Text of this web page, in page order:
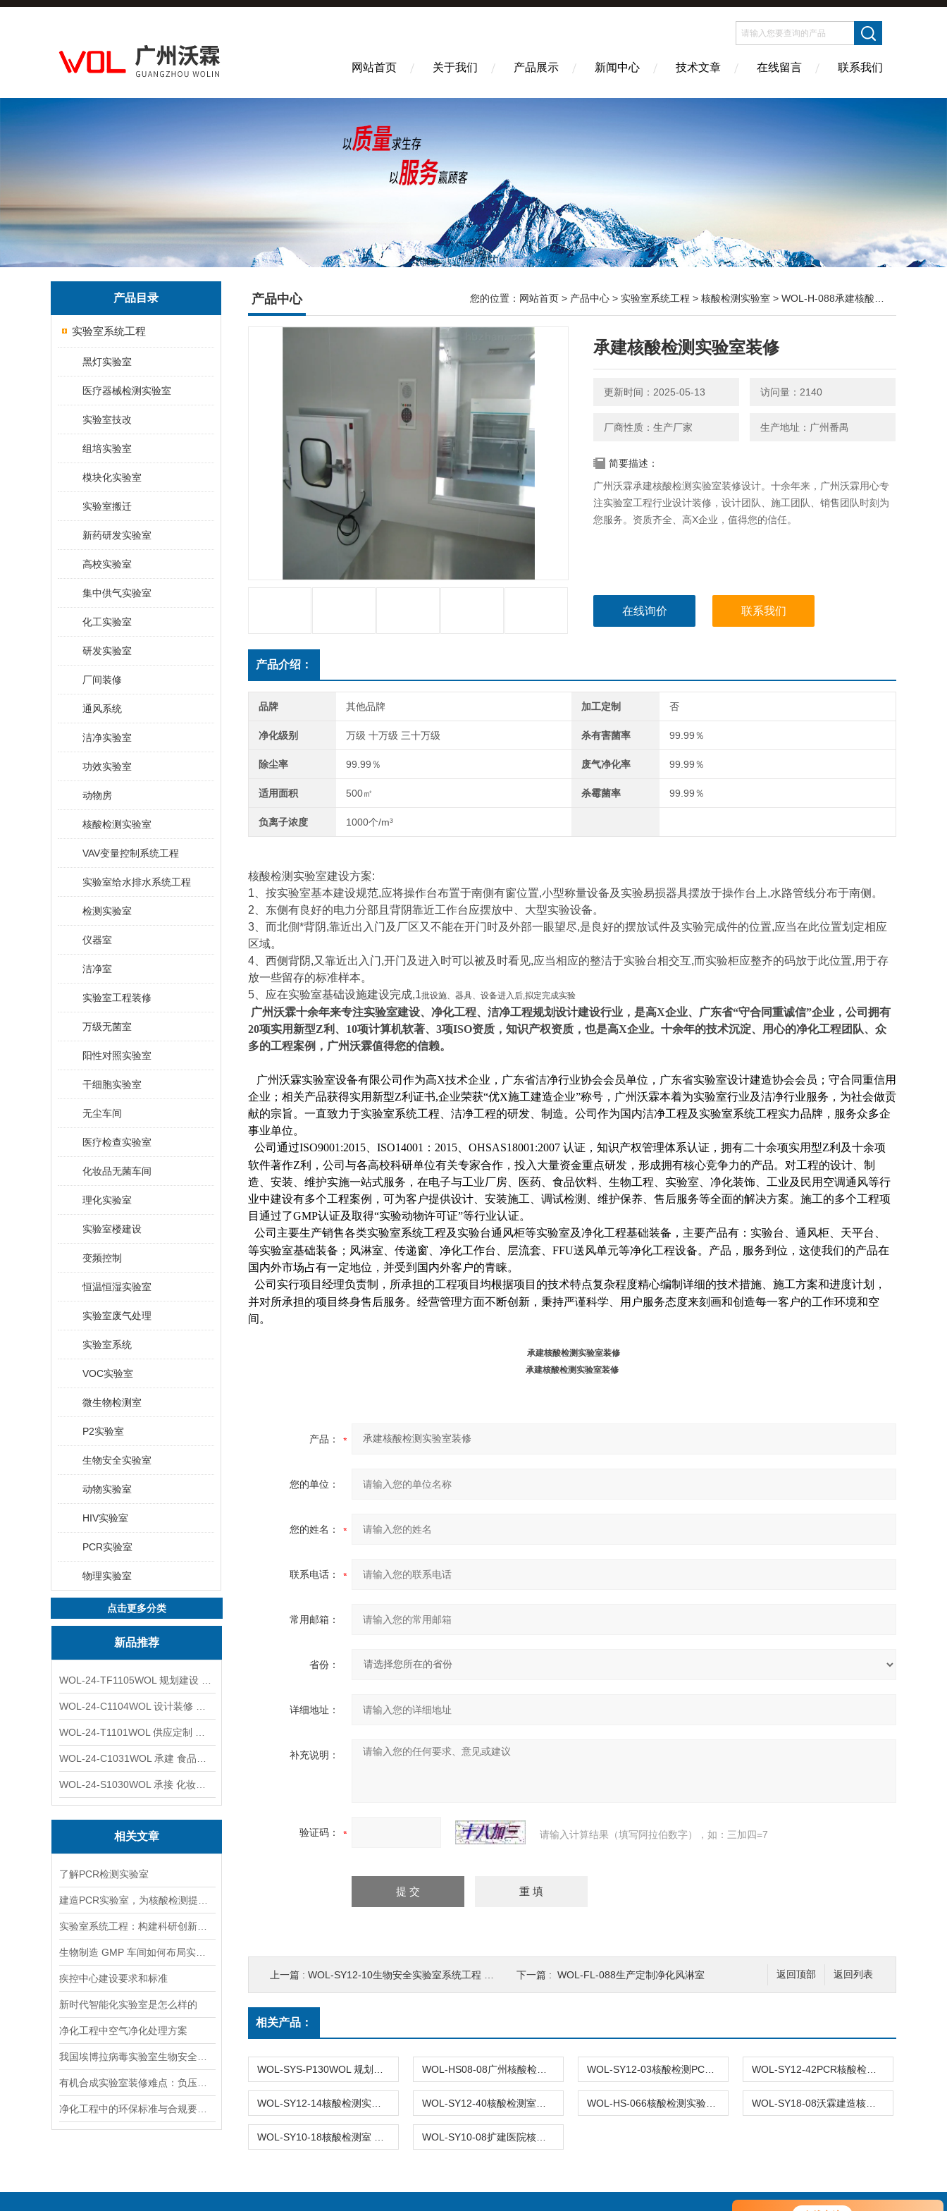
网站首页 关于我们 产品展示 新闻中心 技术文章 在线留言 联系我们
产品目录
实验室系统工程
黑灯实验室
医疗器械检测实验室
实验室技改
组培实验室
模块化实验室
实验室搬迁
新药研发实验室
高校实验室
集中供气实验室
化工实验室
研发实验室
厂间装修
通风系统
洁净实验室
功效实验室
动物房
核酸检测实验室
VAV变量控制系统工程
实验室给水排水系统工程
检测实验室
仪器室
洁净室
实验室工程装修
万级无菌室
阳性对照实验室
干细胞实验室
无尘车间
医疗检查实验室
化妆品无菌车间
理化实验室
实验室楼建设
变频控制
恒温恒湿实验室
实验室废气处理
实验室系统
VOC实验室
微生物检测室
P2实验室
生物安全实验室
动物实验室
HIV实验室
PCR实验室
物理实验室
点击更多分类
新品推荐
相关文章
了解PCR检测实验室
疾控中心建设要求和标准
新时代智能化实验室是怎么样的
净化工程中空气净化处理方案
产品中心 您的位置： 网站首页 > 产品中心 > 实验室系统工程 > 核酸检测实验室 > WOL-H-088承建核酸检测实验室装修
承建核酸检测实验室装修
更新时间：2025-05-13 访问量：2140
厂商性质：生产厂家 生产地址：广州番禺
简要描述：
广州沃霖承建核酸检测实验室装修设计。十余年来，广州沃霖用心专
注实验室工程行业设计装修，设计团队、施工团队、销售团队时刻为
您服务。资质齐全、高X企业，值得您的信任。
在线询价 联系我们
产品介绍：
品牌 其他品牌 加工定制 否
净化级别 万级 十万级 三十万级 杀有害菌率 99.99％
除尘率 99.99％ 废气净化率 99.99％
适用面积 500㎡ 杀霉菌率 99.99％
负离子浓度 1000个/m³
核酸检测实验室建设方案:
1、按实验室基本建设规范,应将操作台布置于南側有窗位置,小型称量设备及实验易损器具摆放于操作台上,水路管线分布于南侧。
2、东侧有良好的电力分部且背阴靠近工作台应摆放中、大型实验设备。
3、而北側*背阴,靠近出入门及厂区又不能在开门时及外部一眼望尽,是良好的摆放试件及实验完成件的位置,应当在此位置划定相应
区域。
4、西侧背阴,又靠近出入门,开门及进入时可以被及时看见,应当相应的整洁于实验台相交互,而实验柜应整齐的码放于此位置,用于存
放一些留存的标准样本。
5、应在实验室基础设施建设完成,1批设施、器具、设备进入后,拟定完成实验
广州沃霖十余年来专注实验室建设、净化工程、洁净工程规划设计建设行业，是高X企业、广东省“守合同重诚信”企业，公司拥有
20项实用新型Z利、10项计算机软著、3项ISO资质，知识产权资质，也是高X企业。十余年的技术沉淀、用心的净化工程团队、众
多的工程案例，广州沃霖值得您的信赖。
广州沃霖实验室设备有限公司作为高X技术企业，广东省洁净行业协会会员单位，广东省实验室设计建造协会会员；守合同重信用
企业；相关产品获得实用新型Z利证书,企业荣获“优X施工建造企业”称号，广州沃霖本着为实验室行业及洁净行业服务，为社会做贡
献的宗旨。一直致力于实验室系统工程、洁净工程的研发、制造。公司作为国内洁净工程及实验室系统工程实力品牌，服务众多企
事业单位。
公司通过ISO9001:2015、ISO14001：2015、OHSAS18001:2007 认证， 知识产权管理体系认证， 拥有二十余项实用型Z利及十余项
软件著作Z利，公司与各高校科研单位有关专家合作，投入大量资金重点研发，形成拥有核心竞争力的产品。对工程的设计、制
造、安装、维护实施一站式服务，在电子与工业厂房、医药、食品饮料、生物工程、实验室、净化装饰、工业及民用空调通风等行
业中建设有多个工程案例，可为客户提供设计、安装施工、调试检测、维护保养、售后服务等全面的解决方案。施工的多个工程项
目通过了GMP认证及取得“实验动物许可证”等行业认证。
公司主要生产销售各类实验室系统工程及实验台通风柜等实验室及净化工程基础装备，主要产品有：实验台、通风柜、天平台、
等实验室基础装备；风淋室、传递窗、净化工作台、层流套、FFU送风单元等净化工程设备。产品，服务到位，这使我们的产品在
国内外市场占有一定地位，并受到国内外客户的青睐。
公司实行项目经理负责制，所承担的工程项目均根据项目的技术特点复杂程度精心编制详细的技术措施、施工方案和进度计划，
并对所承担的项目终身售后服务。经营管理方面不断创新，秉持严谨科学、用户服务态度来刻画和创造每一客户的工作环境和空
间。
承建核酸检测实验室装修
承建核酸检测实验室装修
产品：
您的单位：
您的姓名：
联系电话：
常用邮箱：
省份：
详细地址：
补充说明：
验证码： 请输入计算结果（填写阿拉伯数字），如：三加四=7
返回列表
返回顶部
上一篇 : WOL-SY12-10生物安全实验室系统工程 无菌室|净化工程 下一篇 : WOL-FL-088生产定制净化风淋室
相关产品：